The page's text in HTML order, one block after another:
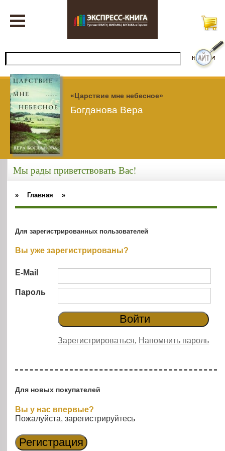
«Царствие мне небесное»
Богданова Вера
Мы рады приветствовать Вас!
» Главная »
Для зарегистрированных пользователей
Вы уже зарегистрированы?
E-Mail
Пароль
Зарегистрироваться, Напомнить пароль
Для новых покупателей
Вы у нас впервые?
Пожалуйста, зарегистрируйтесь